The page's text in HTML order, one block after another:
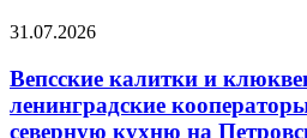
31.07.2026
Вепсские калитки и
ленинградские
северную кухню на